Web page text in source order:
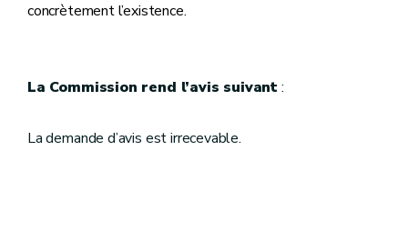
concrètement l’existence.
La Commission rend l’avis suivant:
La demande d’avis est irrecevable.